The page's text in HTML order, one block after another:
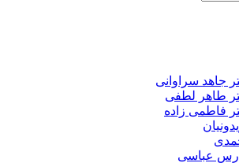
جاهد سراوانی
طاهر لطفی
فاطمی زاده
عباسی